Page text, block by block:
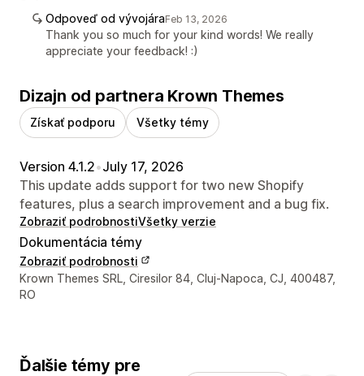
Odpoveď od vývojáraFeb 13, 2026
Thank you so much for your kind words! We really
appreciate your feedback! :)
Dizajn od partnera Krown Themes
Získať podporu Všetky témy
Version 4.1.2•July 17, 2026
This update adds support for two new Shopify
features, plus a search improvement and a bug fix.
Zobraziť podrobnostiVšetky verzie
Dokumentácia témy
Zobraziť podrobnosti
Kontaktné údaje vývojára
Krown Themes SRL, Ciresilor 84, Cluj-Napoca, CJ, 400487,
RO
Ďalšie témy pre